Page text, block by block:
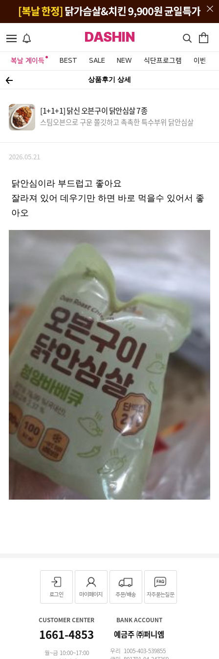
DASHIN
복날 계이득 BEST SALE NEW 식단프로그램 이벤트&
상품후기 상세
[1+1+1] 닭신 오븐구이 닭안심살 7종
스팀오븐으로 구운 쫄깃하고 촉촉한 특수부위 닭안심살
2026.05.21
닭안심이라 부드럽고 좋아요
잘라져 있어 데우기만 하면 바로 먹을수 있어서 좋
아오
로그인 마이페이지 주문/배송 자주묻는질문
CUSTOMER CENTER
1661-4853
월~금 10:00~17:00
BANK ACCOUNT
예금주 ㈜퍼니엠
우리 1005-403-539855